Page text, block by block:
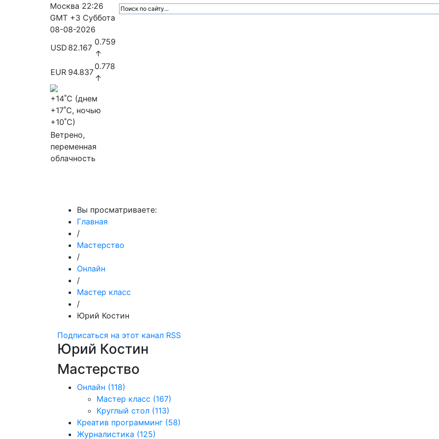
Москва 22:26
GMT +3 Суббота
08-08-2026
USD 82.167
0.759
↑
EUR 94.837
0.778
↑
+14˚C (днем
+17˚C, ночью
+10˚C)
Ветрено,
переменная
облачность
Вы просматриваете:
Главная
/
Мастерство
/
Онлайн
/
Мастер класс
/
Юрий Костин
Подписаться на этот канал RSS
Юрий Костин
Мастерство
Онлайн (118)
Мастер класс (167)
Круглый стол (113)
Креатив программинг (58)
Журналистика (125)